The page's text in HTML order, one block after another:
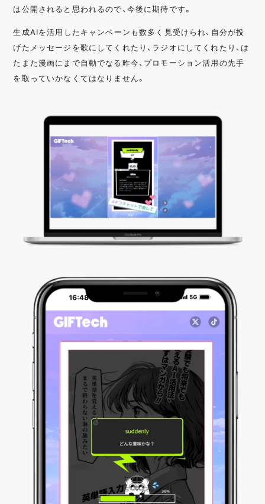
は公開されると思われるので、今後に期待です。
生成AIを活用したキャンペーンも数多く見受けられ、自分が投
げたメッセージを歌にしてくれたり、ラジオにしてくれたり、は
たまた漫画にまで自動でなる昨今、プロモーション活用の先手
を取っていかなくてはなりません。